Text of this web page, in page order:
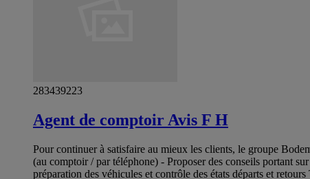
283439223
Agent de comptoir Avis F H
Pour continuer à satisfaire au mieux les clients, le groupe
(au comptoir / par téléphone) - Proposer des conseils portant
préparation des véhicules et contrôle des états départs et